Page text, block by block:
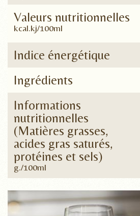
Valeurs nutritionnelles
kcal.kj/100ml
Indice énergétique
Ingrédients
Informations
nutritionnelles
(Matières grasses,
acides gras saturés,
protéines et sels)
g./100ml